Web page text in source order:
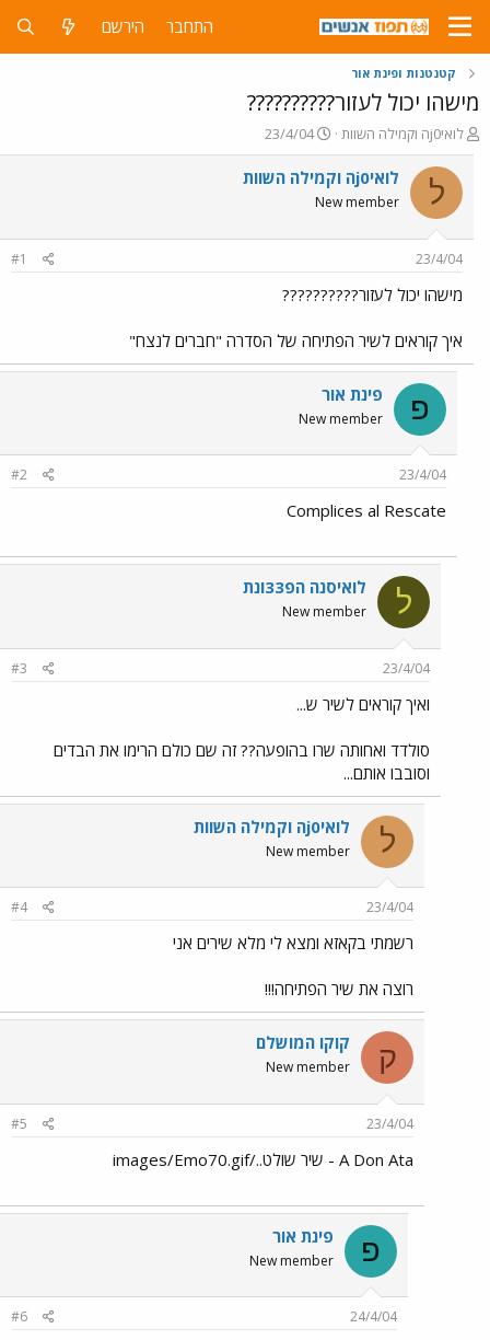
התחבר הירשם
קטנטנות ופינת אור
מישהו יכול לעזור??????????
פ
ו
ת
ח
ה
ש
א
לואיj0ה וקמילה השוות
פ
ו
ר
ר
23/4/04
ל לואיj0ה וקמילה השוות
New member
23/4/04
#1
מישהו יכול לעזור??????????
איך קוראים לשיר הפתיחה של הסדרה "חברים לנצח"
פ פינת אור
New member
23/4/04
#2
Complices al Rescate
ל לואיסנה הפ33ונת
New member
23/4/04
#3
ואיך קוראים לשיר ש...
סולדד ואחותה שרו בהופעה?? זה שם כולם הרימו את הבדים
וסובבו אותם...
ל לואיj0ה וקמילה השוות
New member
23/4/04
#4
רשמתי בקאזא ומצא לי מלא שירים אני
רוצה את שיר הפתיחה!!!
ק קוקו המושלם
New member
23/4/04
#5
A Don Ata - שיר שולט../images/Emo70.gif
פ פינת אור
New member
24/4/04
#6